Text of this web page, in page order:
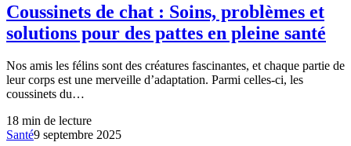
Coussinets de chat : Soins, problèmes et
solutions pour des pattes en pleine santé
Nos amis les félins sont des créatures fascinantes, et chaque partie de
leur corps est une merveille d’adaptation. Parmi celles-ci, les
coussinets du…
18 min de lecture
Santé9 septembre 2025